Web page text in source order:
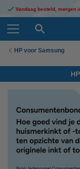
Vandaag besteld, morgen
HP voor Samsung